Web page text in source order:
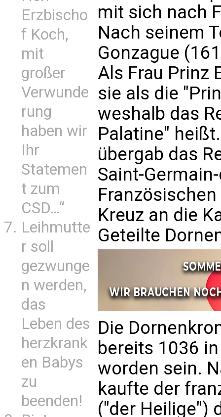
Erzbischo
f Koch,
mit
großer
Verwunde
rung
haben wir
Ihr
Statemen
t zum
CSD…“
Leihmutte
r soll
gezwunge
n werden,
das
Leben des
herzkrank
en Babys
zu
beenden!
mit sich nach
Nach seinem
Gonzague
Als Frau Prinz
sie als die
weshalb das
Palatine"
übergab das
Saint-
Kreuz an die
Geteilte
Die
bereits 1036
worden sein.
kaufte der
("der Heilige")